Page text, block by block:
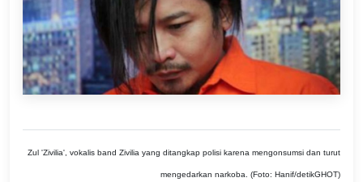
Zul 'Zivilia', vokalis band Zivilia yang ditangkap polisi karena mengonsumsi dan turut
mengedarkan narkoba. (Foto: Hanif/detikGHOT)